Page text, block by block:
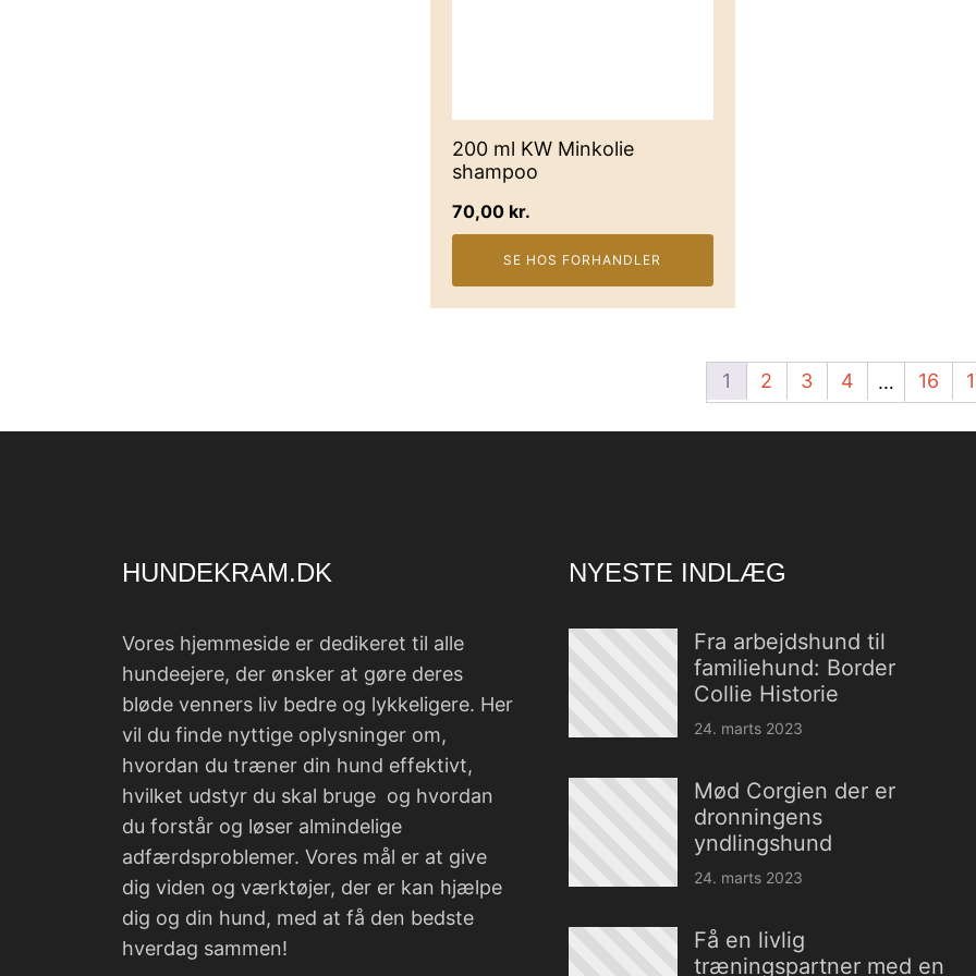
200 ml KW Minkolie
shampoo
70,00 kr.
SE HOS FORHANDLER
1 2 3 4 … 16
HUNDEKRAM.DK
Vores hjemmeside er dedikeret til alle
hundeejere, der ønsker at gøre deres
bløde venners liv bedre og lykkeligere. Her
vil du finde nyttige oplysninger om,
hvordan du træner din hund effektivt,
hvilket udstyr du skal bruge og hvordan
du forstår og løser almindelige
adfærdsproblemer. Vores mål er at give
dig viden og værktøjer, der er kan hjælpe
dig og din hund, med at få den bedste
hverdag sammen!
NYESTE INDLÆG
Fra arbejdshund til
familiehund: Border
Collie Historie
24. marts 2023
Mød Corgien der er
dronningens
yndlingshund
24. marts 2023
Få en livlig
træningspartner med en